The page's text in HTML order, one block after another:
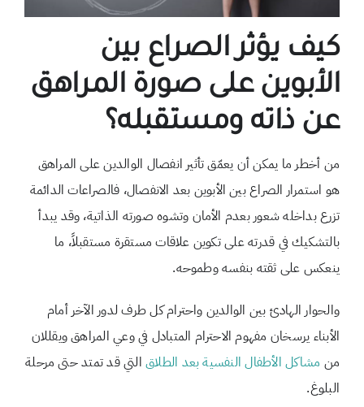
كيف يؤثر الصراع بين
الأبوين على صورة المراهق
عن ذاته ومستقبله؟
من أخطر ما يمكن أن يعمّق تأثير انفصال الوالدين على المراهق
هو استمرار الصراع بين الأبوين بعد الانفصال، فالصراعات الدائمة
تزرع بداخله شعور بعدم الأمان وتشوه صورته الذاتية، وقد يبدأ
بالتشكيك في قدرته على تكوين علاقات مستقرة مستقبلاً، ما
ينعكس على ثقته بنفسه وطموحه.
والحوار الهادئ بين الوالدين واحترام كل طرف لدور الآخر أمام
الأبناء يرسخان مفهوم الاحترام المتبادل في وعي المراهق ويقللان
من مشاكل الأطفال النفسية بعد الطلاقالتي قد تمتد حتى مرحلة
البلوغ.